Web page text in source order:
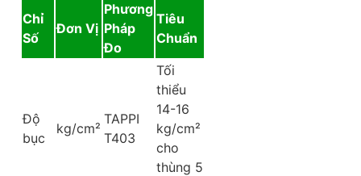
Chỉ
Số
Đơn Vị
Phương
Pháp
Đo
Tiêu
Chuẩn
Độ
bục
kg/cm²
TAPPI
T403
Tối
thiểu
14-16
kg/cm²
cho
thùng 5